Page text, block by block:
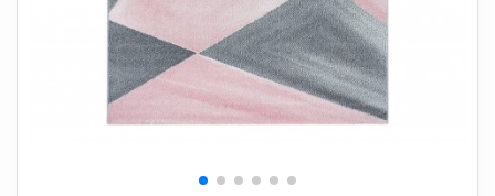
ENTREMØBLER
SPAR PENGE PÅ UDVALGTE VARER